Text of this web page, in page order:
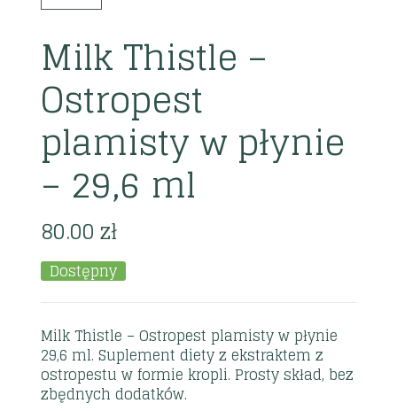
Milk Thistle –
Ostropest
plamisty w płynie
– 29,6 ml
80.00zł
Dostępny
Milk Thistle – Ostropest plamisty w płynie
29,6 ml. Suplement diety z ekstraktem z
ostropestu w formie kropli. Prosty skład, bez
zbędnych dodatków.